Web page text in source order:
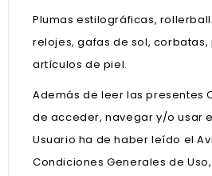
Plumas estilográficas,
relojes, gafas de sol, corbatas,
artículos de piel.
Además de leer las presentes
de acceder, navegar y/o usar
Usuario ha de haber leído el
Condiciones Generales de